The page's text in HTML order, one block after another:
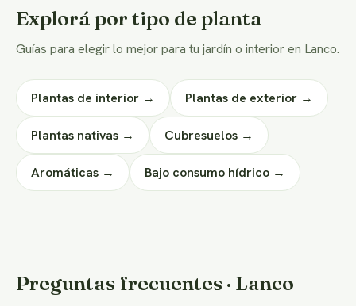
Explorá por tipo de planta
Guías para elegir lo mejor para tu jardín o interior en Lanco.
Plantas de interior → Plantas de exterior →
Plantas nativas → Cubresuelos →
Aromáticas → Bajo consumo hídrico →
Preguntas frecuentes · Lanco